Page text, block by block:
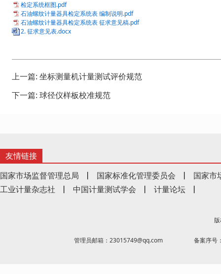
检定系统框图.pdf
石油螺纹计量器具检定系统表 编制说明.pdf
石油螺纹计量器具检定系统表 征求意见稿.pdf
2. 征求意见表.docx
上一篇: 坐标测量机计量测试评价规范
下一篇: 球径仪样板校准规范
友情链接
国家市场监督管理总局
丨 国家标准化管理委员会 丨
国家市
工业计量杂志社
丨 中国计量测试学会 丨 计量论坛 丨
管理员邮箱：23015749@qq.com 备案序号